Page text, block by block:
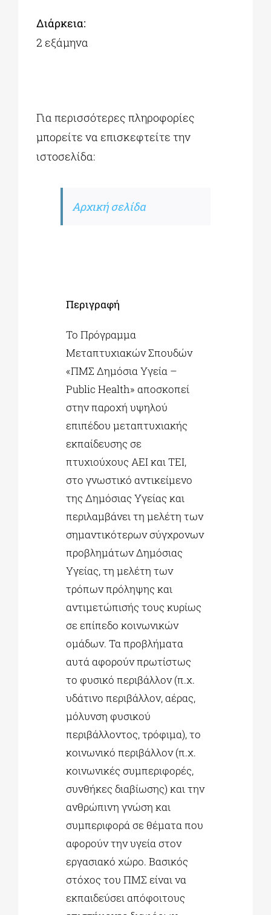
Διάρκεια:
2 εξάμηνα
Για περισσότερες πληροφορίες
μπορείτε να επισκεφτείτε την
ιστοσελίδα:
Αρχική σελίδα
Περιγραφή
Το Πρόγραμμα
Μεταπτυχιακών Σπουδών
«ΠΜΣ Δημόσια Υγεία –
Public Health» αποσκοπεί
στην παροχή υψηλού
επιπέδου μεταπτυχιακής
εκπαίδευσης σε
πτυχιούχους ΑΕΙ και ΤΕΙ,
στο γνωστικό αντικείμενο
της Δημόσιας Υγείας και
περιλαμβάνει τη μελέτη των
σημαντικότερων σύγχρονων
προβλημάτων Δημόσιας
Υγείας, τη μελέτη των
τρόπων πρόληψης και
αντιμετώπισής τους κυρίως
σε επίπεδο κοινωνικών
ομάδων. Τα προβλήματα
αυτά αφορούν πρωτίστως
το φυσικό περιβάλλον (π.χ.
υδάτινο περιβάλλον, αέρας,
μόλυνση φυσικού
περιβάλλοντος, τρόφιμα), το
κοινωνικό περιβάλλον (π.χ.
κοινωνικές συμπεριφορές,
συνθήκες διαβίωσης) και την
ανθρώπινη γνώση και
συμπεριφορά σε θέματα που
αφορούν την υγεία στον
εργασιακό χώρο. Βασικός
στόχος του ΠΜΣ είναι να
εκπαιδεύσει απόφοιτους